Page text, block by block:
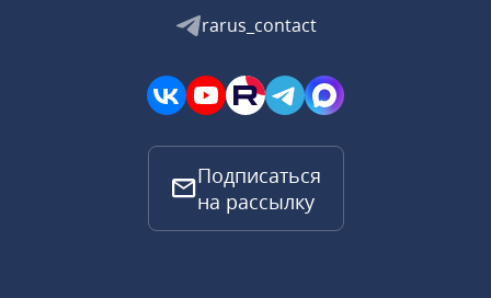
rarus_contact
Подписаться
на рассылку